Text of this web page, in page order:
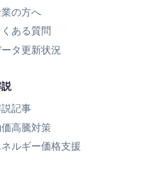
の方へ
くある質問
タ更新状況
記事
高騰対策
ネルギー価格支援